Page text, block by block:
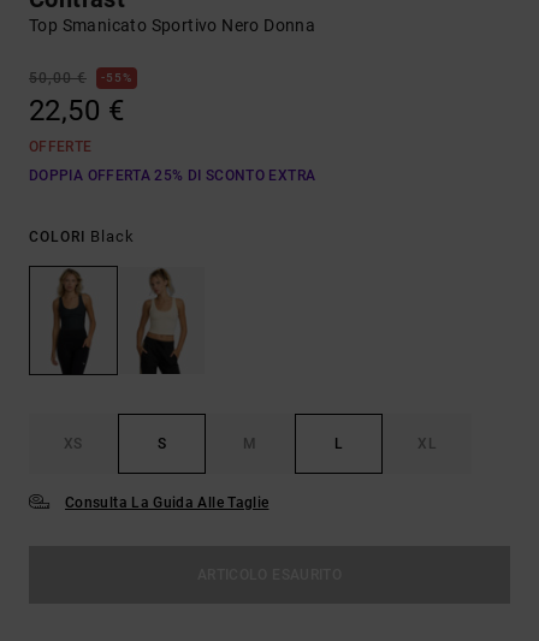
Top Smanicato Sportivo Nero Donna
50,00 € 55%
22,50 €
OFFERTE
DOPPIA OFFERTA 25% DI SCONTO EXTRA
COLORI Black
XS S M L XL
Consulta La Guida Alle Taglie